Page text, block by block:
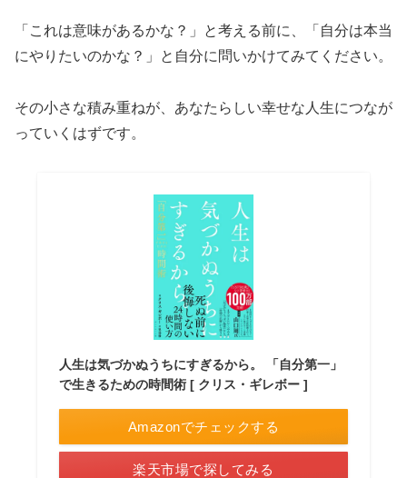
「これは意味があるかな？」と考える前に、「自分は本当
にやりたいのかな？」と自分に問いかけてみてください。
その小さな積み重ねが、あなたらしい幸せな人生につなが
っていくはずです。
人生は気づかぬうちにすぎるから。 「自分第一」
で生きるための時間術 [ クリス・ギレボー ]
Amazonでチェックする
楽天市場で探してみる